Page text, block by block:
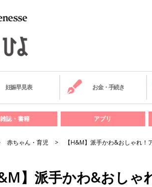
妊娠早見表 お金・手続き
雑誌・書籍 アプリ
赤ちゃん・育児 【H&M】派手かわ&おしゃれ！
】派手かわ&おし